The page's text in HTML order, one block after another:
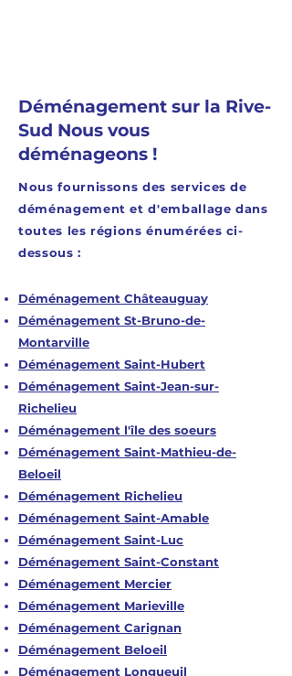
optimiser le temps et la
sécurité du transport.
Déménagement sur la Rive-
Sud Nous vous
déménageons !
Nous fournissons des services de
déménagement et d'emballage dans
toutes les régions énumérées ci-
dessous :
Déménagement Châteauguay
Déménagement St-Bruno-de-
Montarville
Déménagement Saint-Hubert
Déménagement Saint-Jean-sur-
Richelieu
Déménagement l'île des soeurs
Déménagement Saint-Mathieu-de-
Beloeil
Déménagement Richelieu
Déménagement Saint-Amable
Déménagement Saint-Luc
Déménagement Saint-Constant
Déménagement Mercier
Déménagement Marieville
Déménagement Carignan
Déménagement Beloeil
Déménagement Longueuil